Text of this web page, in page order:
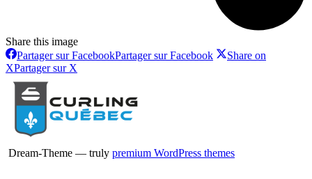
Share this image
Partager sur FacebookPartager sur Facebook
Share on
XPartager sur X
Dream-Theme — truly premium WordPress themes